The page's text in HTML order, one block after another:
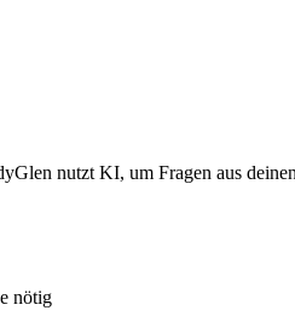
nutzt KI, um Fragen aus
nötig